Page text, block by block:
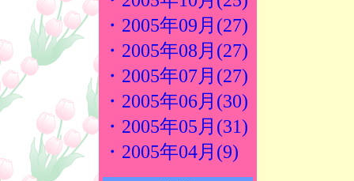
・2005年09月(27)
・2005年08月(27)
・2005年07月(27)
・2005年06月(30)
・2005年05月(31)
・2005年04月(9)